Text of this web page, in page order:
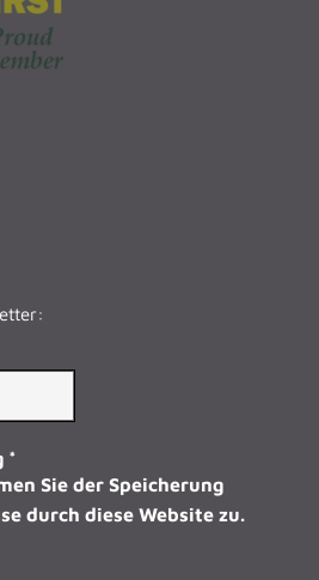
*
Sie der Speicherung
durch diese Website zu.